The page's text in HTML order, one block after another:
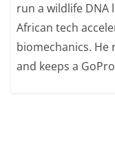
run a wildlife DNA
African tech
biomechanics. He
and keeps a